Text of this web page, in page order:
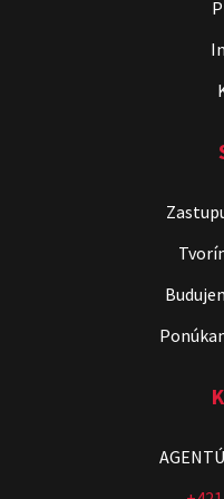
Stand-up
Show